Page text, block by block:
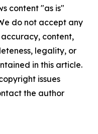
content "as is"
do not accept any
content,
legality, or
in this article.
issues
the author